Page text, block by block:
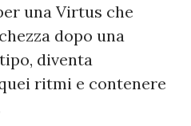
una Virtus che
dopo una
diventa
ritmi e contenere